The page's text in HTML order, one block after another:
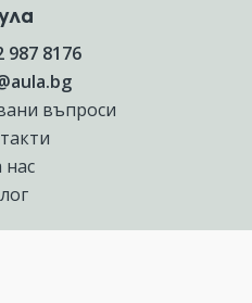
987 8176
въпроси
нас